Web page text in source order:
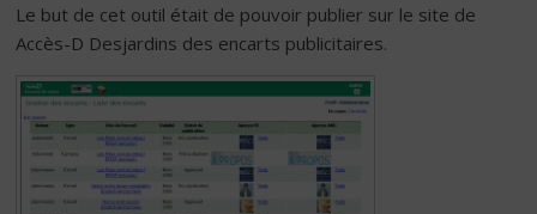
Le but de cet outil était de pouvoir publier sur le site de
Accès-D Desjardins des encarts publicitaires.